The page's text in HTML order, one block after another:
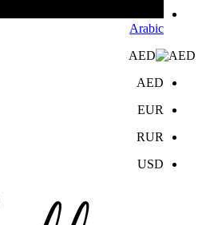
Arabic
AED
AED
EUR
RUR
USD